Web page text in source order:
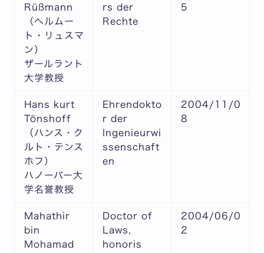
Rüßmann
（ヘルムー
ト・リュスマ
ン）
ザールラント
大学教授
rs der
Rechte
5
Hans kurt
Tönshoff
（ハンス・ク
ルト・テンス
ホフ）
ハノーバー大
学名誉教授
Ehrendokto
r der
Ingenieurwi
ssenschaft
en
2004/11/0
8
Mahathir
bin
Mohamad
Doctor of
Laws,
honoris
2004/06/0
2